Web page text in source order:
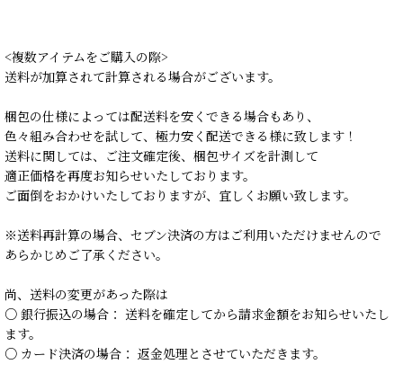
<複数アイテムをご購入の際>
送料が加算されて計算される場合がございます。
梱包の仕様によっては配送料を安くできる場合もあり、
色々組み合わせを試して、極力安く配送できる様に致します！
送料に関しては、ご注文確定後、梱包サイズを計測して
適正価格を再度お知らせいたしております。
ご面倒をおかけいたしておりますが、宜しくお願い致します。
※送料再計算の場合、セブン決済の方はご利用いただけませんので
あらかじめご了承ください。
尚、送料の変更があった際は
○ 銀行振込の場合： 送料を確定してから請求金額をお知らせいたし
ます。
○ カード決済の場合： 返金処理とさせていただきます。